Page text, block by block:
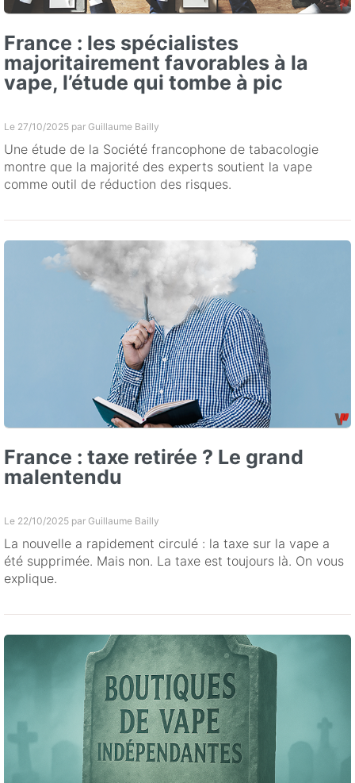
France : les spécialistes
majoritairement favorables à la
vape, l’étude qui tombe à pic
Le 27/10/2025 par Guillaume Bailly
Une étude de la Société francophone de tabacologie
montre que la majorité des experts soutient la vape
comme outil de réduction des risques.
France : taxe retirée ? Le grand
malentendu
Le 22/10/2025 par Guillaume Bailly
La nouvelle a rapidement circulé : la taxe sur la vape a
été supprimée. Mais non. La taxe est toujours là. On vous
explique.